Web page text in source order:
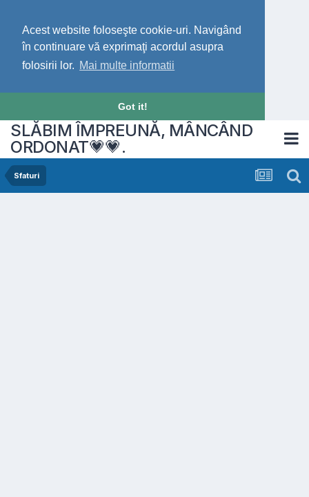
Acest website foloseşte cookie-uri. Navigând
în continuare vă exprimaţi acordul asupra
folosirii lor. Mai multe informatii
Got it!
SLĂBIM ÎMPREUNĂ, MÂNCÂND
ORDONAT💗💗.
Sfaturi